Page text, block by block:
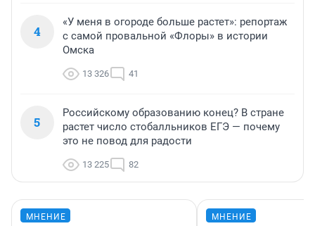
4
«У меня в огороде больше растет»: репортаж
с самой провальной «Флоры» в истории
Омска
13 326 41
5
Российскому образованию конец? В стране
растет число стобалльников ЕГЭ — почему
это не повод для радости
13 225 82
МНЕНИЕ МНЕНИЕ